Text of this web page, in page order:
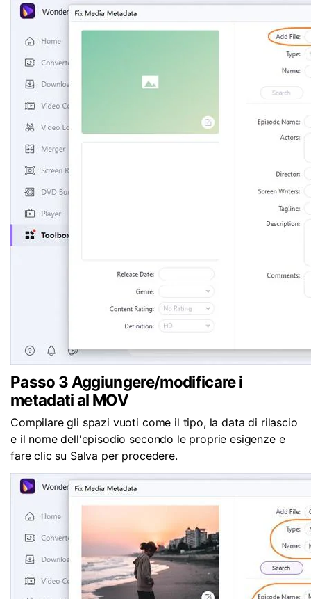
Passo 3Aggiungere/modificare i
metadati al MOV
Compilare gli spazi vuoti come il tipo, la data di rilascio
e il nome dell'episodio secondo le proprie esigenze e
fare clic su Salva per procedere.